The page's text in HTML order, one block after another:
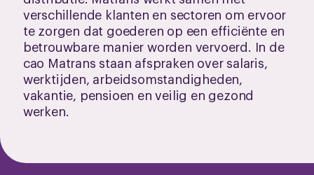
verschillende klanten en sectoren om ervoor
te zorgen dat goederen op een efficiënte en
betrouwbare manier worden vervoerd. In de
cao Matrans staan afspraken over salaris,
werktijden, arbeidsomstandigheden,
vakantie, pensioen en veilig en gezond
werken.